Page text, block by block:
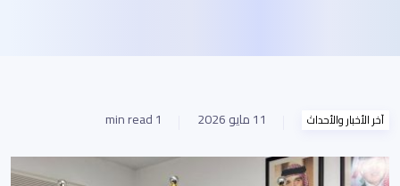
آخر الأخبار والأحداث 11 مايو 2026 1 min read